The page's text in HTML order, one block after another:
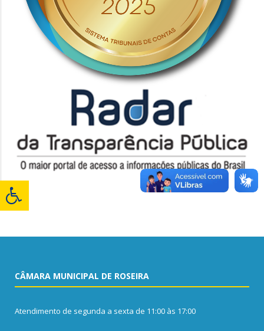
CÂMARA MUNICIPAL DE ROSEIRA
Atendimento de segunda a sexta de 11:00 às 17:00